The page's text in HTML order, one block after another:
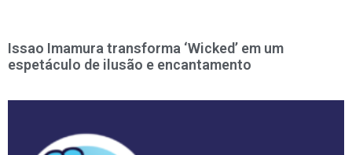
Issao Imamura transforma ‘Wicked’ em um
espetáculo de ilusão e encantamento